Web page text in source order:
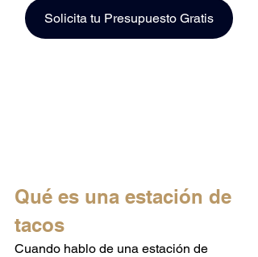
Solicita tu Presupuesto Gratis
Qué es una estación de
tacos
Cuando hablo de una estación de